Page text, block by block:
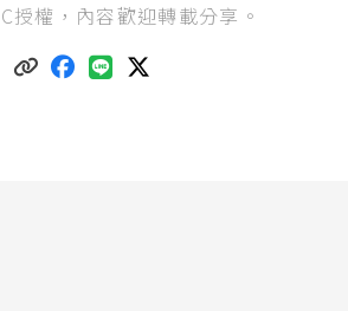
、定型化契約條款：指企業經營者
條款。定型化契約條款不限於書面，
授權，內容歡迎轉載分享。